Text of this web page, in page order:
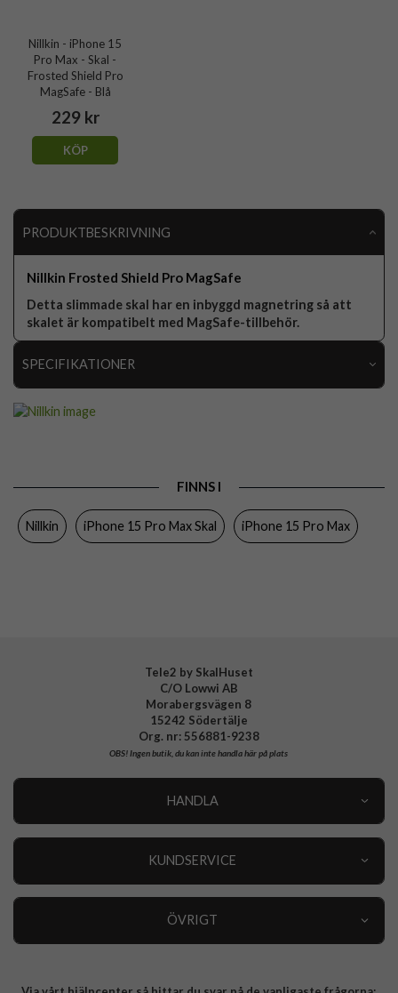
Nillkin - iPhone 15
Pro Max - Skal -
Frosted Shield Pro
MagSafe - Blå
229 kr
KÖP
PRODUKTBESKRIVNING
Nillkin Frosted Shield Pro MagSafe
Detta slimmade skal har en inbyggd magnetring så att
skalet är kompatibelt med MagSafe-tillbehör.
SPECIFIKATIONER
Färg Svart
FINNS I
Nillkin iPhone 15 Pro Max Skal iPhone 15 Pro Max
Tele2 by SkalHuset
C/O Lowwi AB
Morabergsvägen 8
15242 Södertälje
Org. nr: 556881-9238
OBS!Ingen butik, du kan inte handla här på plats
HANDLA
KUNDSERVICE
ÖVRIGT